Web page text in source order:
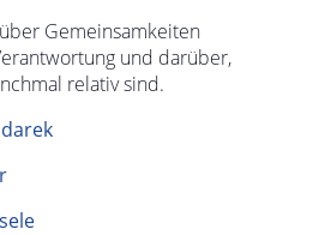
Gemeinsamkeiten
und darüber,
relativ sind.